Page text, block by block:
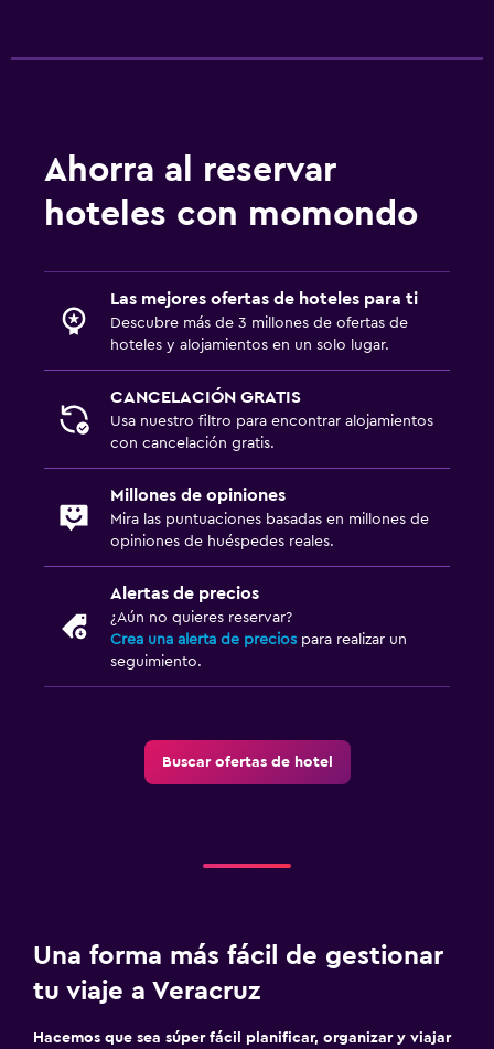
Ahorra al reservar
hoteles con momondo
Las mejores ofertas de hoteles para ti
Descubre más de 3 millones de ofertas de
hoteles y alojamientos en un solo lugar.
CANCELACIÓN GRATIS
Usa nuestro filtro para encontrar alojamientos
con cancelación gratis.
Millones de opiniones
Mira las puntuaciones basadas en millones de
opiniones de huéspedes reales.
Alertas de precios
¿Aún no quieres reservar?
Crea una alerta de precios para realizar un
seguimiento.
Buscar ofertas de hotel
Una forma más fácil de gestionar
tu viaje a Veracruz
Hacemos que sea súper fácil planificar, organizar y viajar